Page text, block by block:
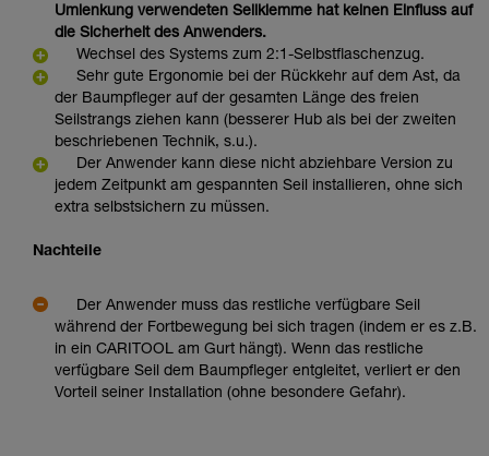
Umlenkung verwendeten Seilklemme hat keinen Einfluss auf
die Sicherheit des Anwenders.
Wechsel des Systems zum 2:1-Selbstflaschenzug.
Sehr gute Ergonomie bei der Rückkehr auf dem Ast, da
der Baumpfleger auf der gesamten Länge des freien
Seilstrangs ziehen kann (besserer Hub als bei der zweiten
beschriebenen Technik, s.u.).
Der Anwender kann diese nicht abziehbare Version zu
jedem Zeitpunkt am gespannten Seil installieren, ohne sich
extra selbstsichern zu müssen.
Nachteile
Der Anwender muss das restliche verfügbare Seil
während der Fortbewegung bei sich tragen (indem er es z.B.
in ein CARITOOL am Gurt hängt). Wenn das restliche
verfügbare Seil dem Baumpfleger entgleitet, verliert er den
Vorteil seiner Installation (ohne besondere Gefahr).